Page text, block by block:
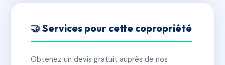
🤝 Services pour cette copropriété
Obtenez un devis gratuit auprès de nos